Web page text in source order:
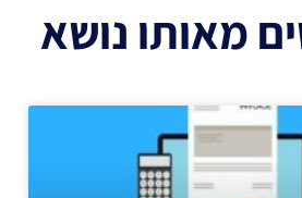
מאותו נושא